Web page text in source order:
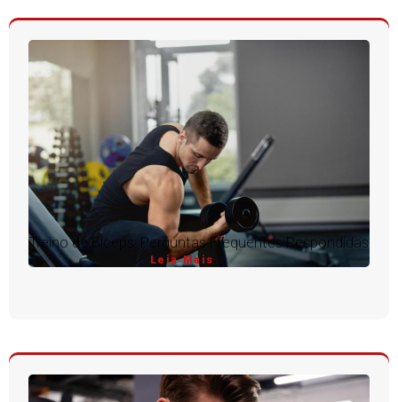
Treino de Bíceps: Perguntas Frequentes Respondidas
Leia Mais